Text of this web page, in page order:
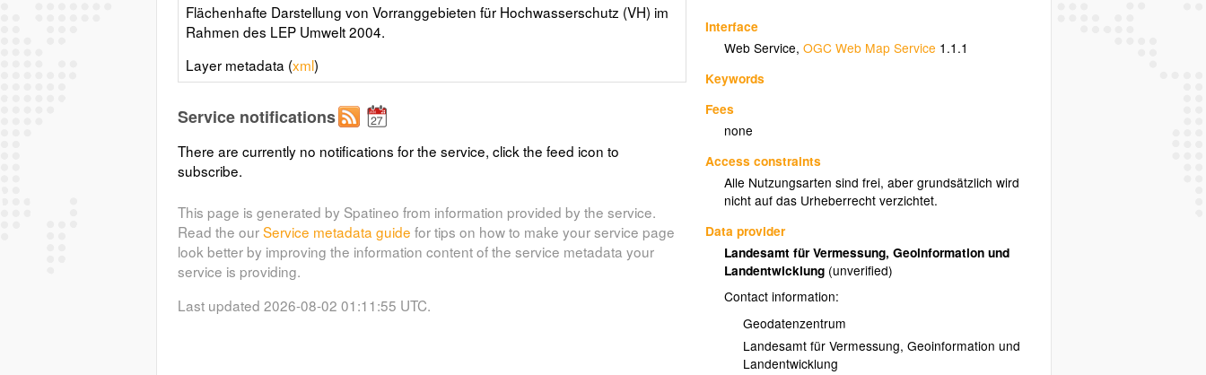
Interface
Web Service,OGC Web Map Service 1.1.1
Keywords
Fees
none
Access constraints
Alle Nutzungsarten sind frei, aber grundsätzlich wird
nicht auf das Urheberrecht verzichtet.
Data provider
Landesamt für Vermessung, Geoinformation und
Landentwicklung (unverified)
Contact information:
Geodatenzentrum
Landesamt für Vermessung, Geoinformation und
Landentwicklung
Flächenhafte Darstellung von Vorranggebieten für Hochwasserschutz (VH) im
Rahmen des LEP Umwelt 2004.
Layer metadata (xml)
Service notifications
There are currently no notifications for the service, click the feed icon to
subscribe.
This page is generated by Spatineo from information provided by the service.
Read the ourService metadata guide for tips on how to make your service page
look better by improving the information content of the service metadata your
service is providing.
Last updated 2026-08-02 01:11:55 UTC.